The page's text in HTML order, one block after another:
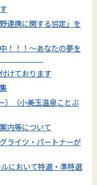
連携に関する協定」を
！！！～あなたの夢を
か～
けております
（小美玉温泉ことぶ
内等について
ライツ・パートナーが
において特選・準特選